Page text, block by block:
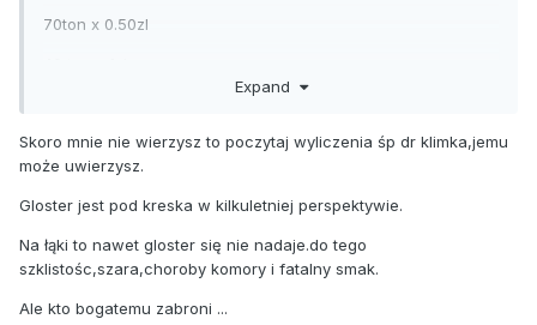
70ton x 0.50zl
Expand
Skoro mnie nie wierzysz to poczytaj wyliczenia śp dr klimka,jemu
może uwierzysz.
Gloster jest pod kreska w kilkuletniej perspektywie.
Na łąki to nawet gloster się nie nadaje.do tego
szklistośc,szara,choroby komory i fatalny smak.
Ale kto bogatemu zabroni ...